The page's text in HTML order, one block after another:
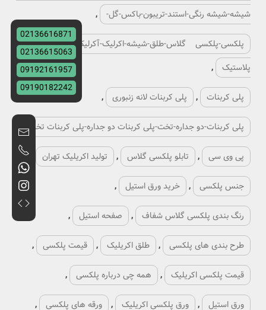
02136616871
02136615063
09192161957
09190182242
شیشه-شیشه رنگی-استند-تریبون-باکس-گل-
,
پلکسی-پلکسی گلاس-طلق-شیشه-اکرلیک-آکرلیک-اکریلیک-آکریلیک-
پلاستیک
,
پلی کربنات , پلی کربنات لانه زنبوری ,
پلی کربنات-دو جداره-تخت-پلی کربنات دو جداره-پلی کربنات تخت ,
پی وی سی , تابلو پلکسی گلاس , تولید اکریلیک تهران
جنس پلکسی , خرید ورق استیل ,
رنگ بندی پلکسی گلاس شفاف , صفحه استیل ,
طرح بندی های پلکسی , طلق اکریلیک , قیمت پلکسی ,
قیمت پلکسی اکریلیک , همه چی درباره پلکسی ,
ورق استیل , ورق پلکسی اکریلیک , ورقه های پلکسی ,